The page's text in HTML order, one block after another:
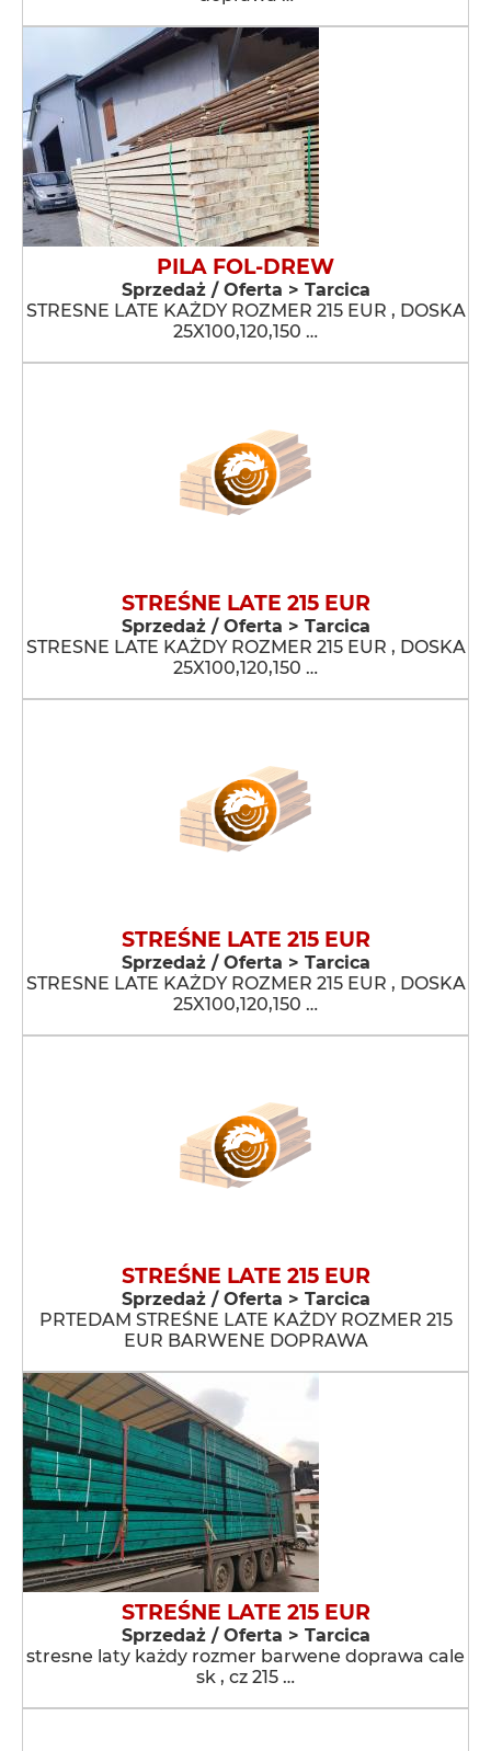
PILA FOL-DREW
Sprzedaż / Oferta > Tarcica
STRESNE LATE KAŻDY ROZMER 215 EUR , DOSKA
25X100,120,150 …
STREŚNE LATE 215 EUR
Sprzedaż / Oferta > Tarcica
STRESNE LATE KAŻDY ROZMER 215 EUR , DOSKA
25X100,120,150 …
STREŚNE LATE 215 EUR
Sprzedaż / Oferta > Tarcica
STRESNE LATE KAŻDY ROZMER 215 EUR , DOSKA
25X100,120,150 …
STREŚNE LATE 215 EUR
Sprzedaż / Oferta > Tarcica
PRTEDAM STREŚNE LATE KAŻDY ROZMER 215
EUR BARWENE DOPRAWA
STREŚNE LATE 215 EUR
Sprzedaż / Oferta > Tarcica
stresne laty każdy rozmer barwene doprawa cale
sk , cz 215 …